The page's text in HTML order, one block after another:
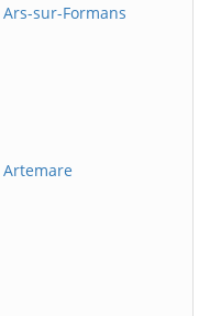
sur-Formans